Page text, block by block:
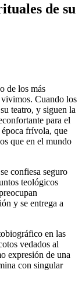
de su
de los más
vivimos. Cuando los
teatro, y siguen la
para el
época frívola, que
que en el mundo
confiesa seguro
teológicos
y se entrega a
en las
vedados al
expresión de una
con singular